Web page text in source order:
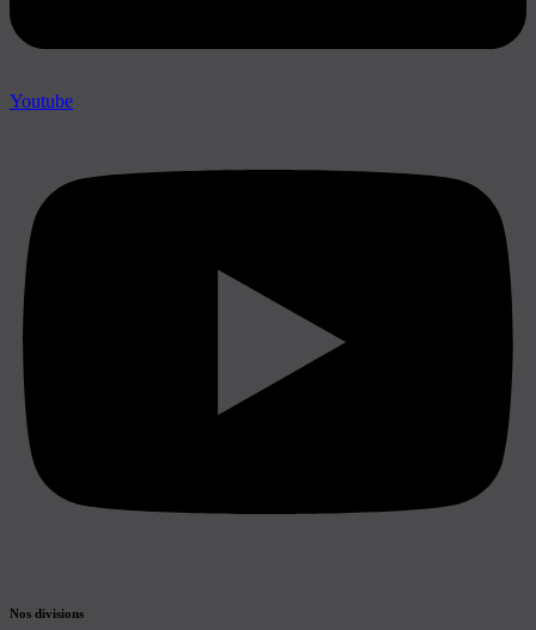
Youtube
Nos divisions